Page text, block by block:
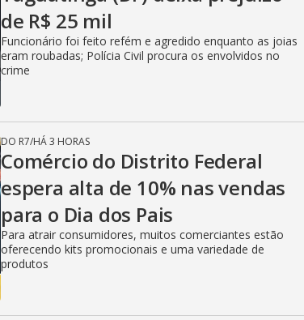
de R$ 25 mil
Funcionário foi feito refém e agredido enquanto as joias
eram roubadas; Polícia Civil procura os envolvidos no
crime
DO R7/HÁ 3 HORAS
Comércio do Distrito Federal
espera alta de 10% nas vendas
para o Dia dos Pais
Para atrair consumidores, muitos comerciantes estão
oferecendo kits promocionais e uma variedade de
produtos